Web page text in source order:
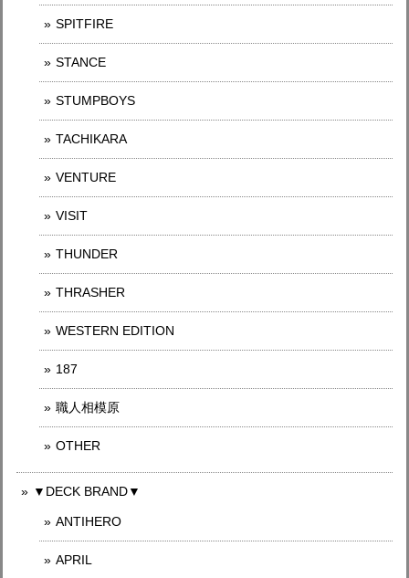
SPITFIRE
STANCE
STUMPBOYS
TACHIKARA
VENTURE
VISIT
THUNDER
THRASHER
WESTERN EDITION
187
職人相模原
OTHER
▼DECK BRAND▼
ANTIHERO
APRIL